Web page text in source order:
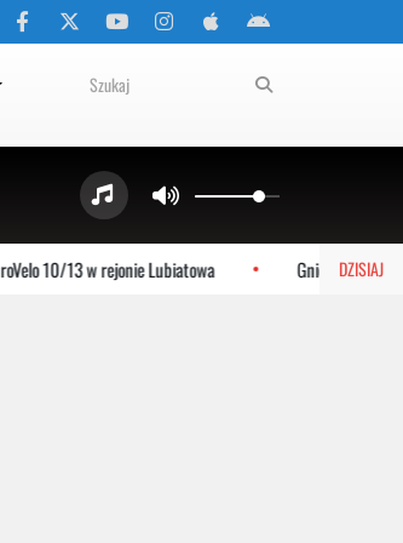
DZISIAJ
10/13 w rejonie Lubiatowa Gniewino: